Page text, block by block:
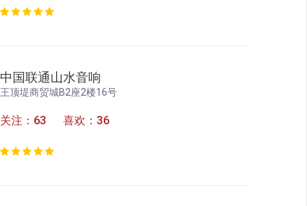
中国联通山水音响
王顶堤商贸城B2座2楼16号
关注：63 喜欢：36